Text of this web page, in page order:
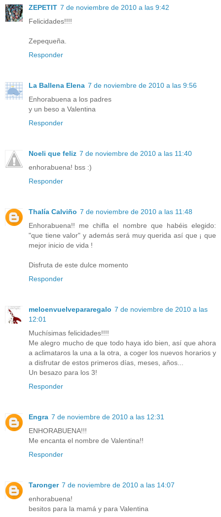
ZEPETIT 7 de noviembre de 2010 a las 9:42
Felicidades!!!!
Zepequeña.
Responder
La Ballena Elena 7 de noviembre de 2010 a las 9:56
Enhorabuena a los padres
y un beso a Valentina
Responder
Noeli que feliz 7 de noviembre de 2010 a las 11:40
enhorabuena! bss :)
Responder
Thalía Calviño 7 de noviembre de 2010 a las 11:48
Enhorabuena!! me chifla el nombre que habéis elegido:
"que tiene valor" y además será muy querida así que ¡ que
mejor inicio de vida !
Disfruta de este dulce momento
Responder
meloenvuelvepararegalo 7 de noviembre de 2010 a las
12:01
Muchísimas felicidades!!!!
Me alegro mucho de que todo haya ido bien, así que ahora
a aclimataros la una a la otra, a coger los nuevos horarios y
a disfrutar de estos primeros días, meses, años...
Un besazo para los 3!
Responder
Engra 7 de noviembre de 2010 a las 12:31
ENHORABUENA!!!
Me encanta el nombre de Valentina!!
Responder
Taronger 7 de noviembre de 2010 a las 14:07
enhorabuena!
besitos para la mamá y para Valentina